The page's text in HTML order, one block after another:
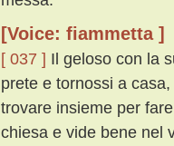
[Voice: fiammetta ]
[ 037 ] Il geloso con la
prete e tornossi a
trovare insieme per
chiesa e vide bene nel